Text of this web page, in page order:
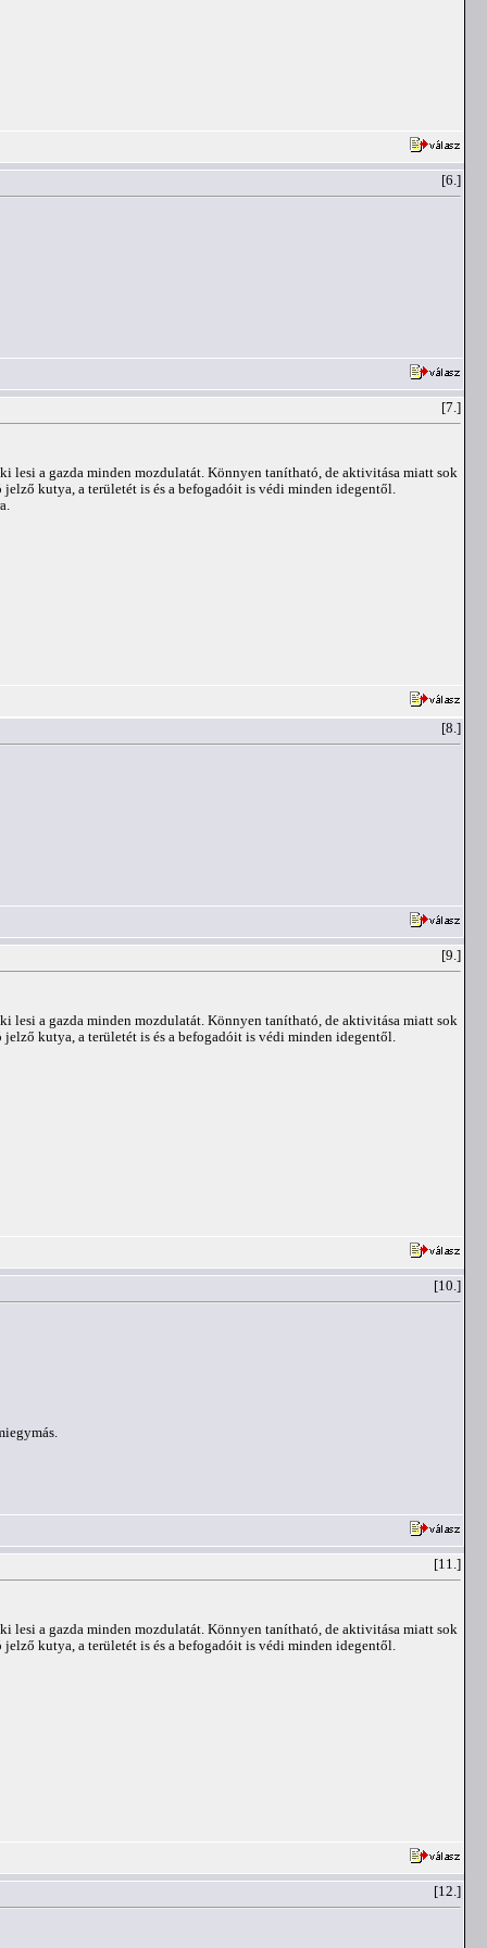
[6.]
[7.]
lesi a gazda minden mozdulatát. Könnyen tanítható, de aktivitása miatt sok
kutya, a területét is és a befogadóit is védi minden idegentől.
[8.]
[9.]
lesi a gazda minden mozdulatát. Könnyen tanítható, de aktivitása miatt sok
kutya, a területét is és a befogadóit is védi minden idegentől.
[10.]
[11.]
lesi a gazda minden mozdulatát. Könnyen tanítható, de aktivitása miatt sok
kutya, a területét is és a befogadóit is védi minden idegentől.
[12.]